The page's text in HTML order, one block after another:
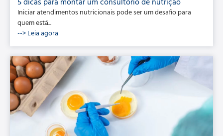
Iniciar atendimentos nutricionais pode ser um desafio para
quem está...
--> Leia agora